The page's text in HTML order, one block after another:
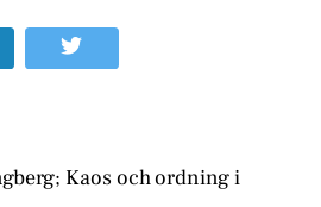
Kaos och ordning i